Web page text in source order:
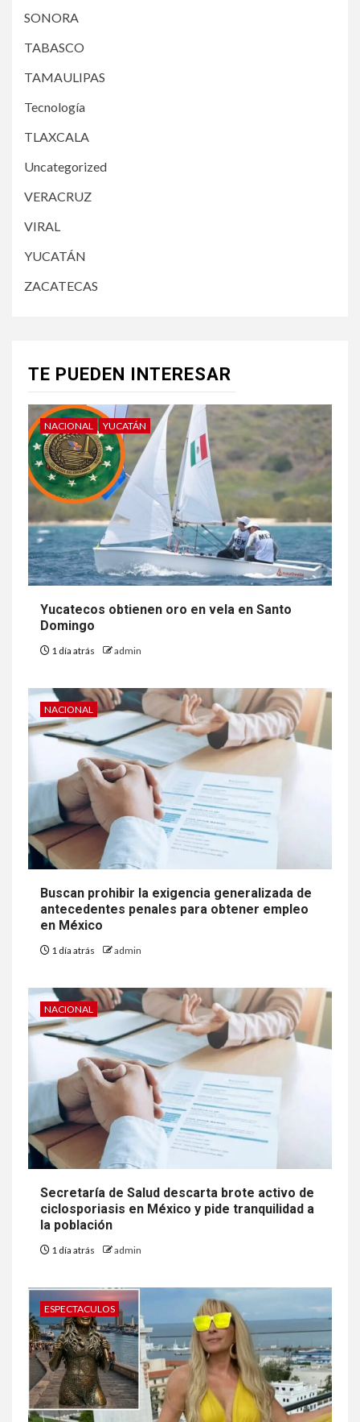
SONORA
TABASCO
TAMAULIPAS
Tecnología
TLAXCALA
Uncategorized
VERACRUZ
VIRAL
YUCATÁN
ZACATECAS
TE PUEDEN INTERESAR
NACIONAL YUCATÁN
Yucatecos obtienen oro en vela en Santo
Domingo
1 día atrás admin
NACIONAL
Buscan prohibir la exigencia generalizada de
antecedentes penales para obtener empleo
en México
1 día atrás admin
NACIONAL
Secretaría de Salud descarta brote activo de
ciclosporiasis en México y pide tranquilidad a
la población
1 día atrás admin
ESPECTACULOS